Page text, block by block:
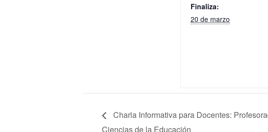
Finaliza:
20 de marzo
Charla Informativa para Docentes:
Ciencias de la Educación